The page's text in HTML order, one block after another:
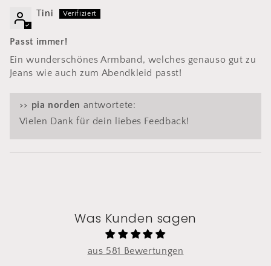
Tini
Passt immer!
Ein wunderschönes Armband, welches genauso gut zu
Jeans wie auch zum Abendkleid passt!
>> pia norden antwortete:
Vielen Dank für dein liebes Feedback!
Was Kunden sagen
aus 581 Bewertungen